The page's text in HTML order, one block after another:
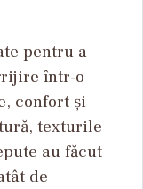
pentru a
într-o
confort și
texturile
au făcut
de